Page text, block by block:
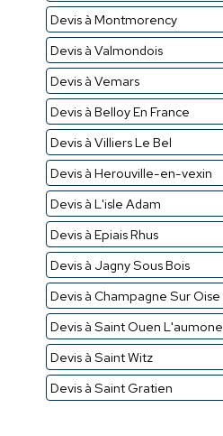
Devis à Montmorency
Devis à Valmondois
Devis à Vemars
Devis à Belloy En France
Devis à Villiers Le Bel
Devis à Herouville-en-vexin
Devis à L'isle Adam
Devis à Epiais Rhus
Devis à Jagny Sous Bois
Devis à Champagne Sur Oise
Devis à Saint Ouen L'aumone
Devis à Saint Witz
Devis à Saint Gratien